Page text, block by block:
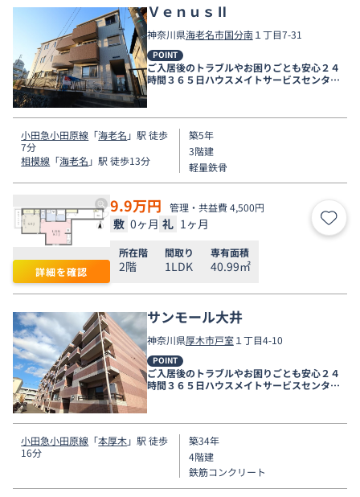
ＶｅｎｕｓⅡ
神奈川県海老名市国分南１丁目7-31
POINT
ご入居後のトラブルやお困りごとも安心２４
時間３６５日ハウスメイトサービスセンター
電話受付対応。
小田急小田原線 「海老名 」駅 徒歩
7分
相模線 「海老名 」駅 徒歩13分
築5年
3階建
軽量鉄骨
詳細を確認
9.9万円 管理・共益費 4,500円
敷 0ヶ月 礼 1ヶ月 お気
所在階
2階
間取り
1LDK
専有面積
40.99㎡
サンモール大井
神奈川県厚木市戸室１丁目4-10
POINT
ご入居後のトラブルやお困りごとも安心２４
時間３６５日ハウスメイトサービスセンター
電話受付対応。
小田急小田原線 「本厚木」駅 徒歩
16分
築34年
4階建
鉄筋コンクリート